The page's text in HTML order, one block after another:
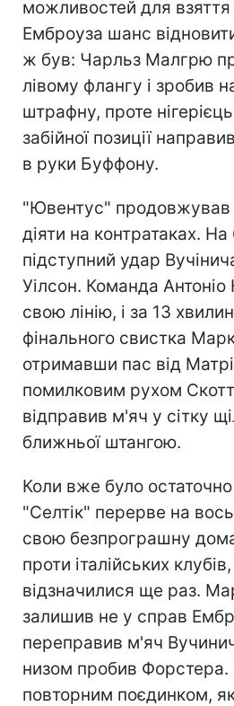
можливостей для взяття
Емброуза шанс
ж був: Чарльз Малгрю
лівому флангу і зробив
штрафну, проте
забійної позиції
в руки Буффону.
"Ювентус" продовжував
діяти на контратаках.
підступний удар
Уілсон. Команда Антоніо
свою лінію, і за 13
фінального свистка
отримавши пас від
помилковим рухом
відправив м'яч у сітку
ближньої штангою.
Коли вже було
"Селтік" перерве на
свою безпрограшну
проти італійських клубів,
відзначилися ще раз.
залишив не у справ
переправив м'яч
низом пробив
повторним поєдинком,